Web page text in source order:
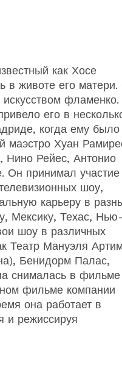
как Хосе
в животе его матери.
искусством фламенко.
его в
когда ему было
маэстро Хуан
Нино Рейес, Антонио
Он принимал участие
шоу,
карьеру в
Мексику, Техас, Нью-
шоу в различных
Театр Мануэля
Бенидорм Палас,
снималась в фильме
фильме компании
она работает в
и режиссируя